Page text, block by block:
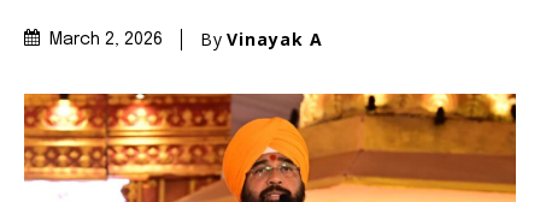
March 2, 2026 By Vinayak A